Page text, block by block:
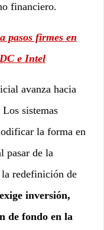
financiero.
pasos firmes en
e Intel
avanza hacia
sistemas
la forma en
pasar de la
redefinición de
inversión,
de fondo en la